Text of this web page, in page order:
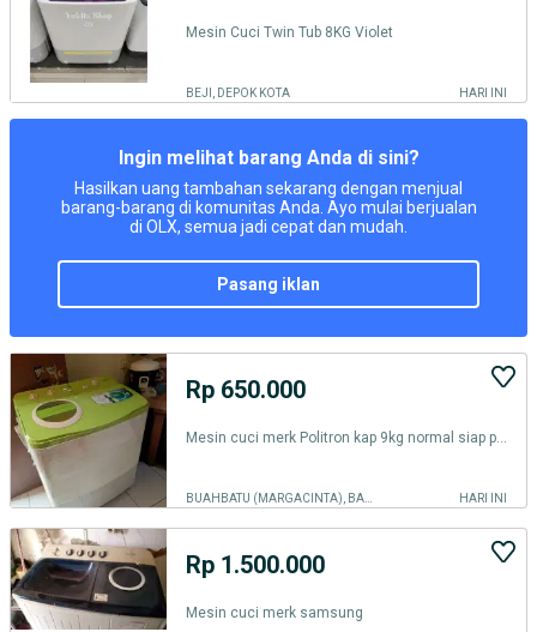
Mesin Cuci Twin Tub 8KG Violet
BEJI, DEPOK KOTA HARI INI
Ingin melihat barang Anda di sini?
Hasilkan uang tambahan sekarang dengan menjual
barang-barang di komunitas Anda. Ayo mulai berjualan
di OLX, semua jadi cepat dan mudah.
pasang iklan
Rp 650.000
HARI INI
Rp 1.500.000
Mesin cuci merk samsung